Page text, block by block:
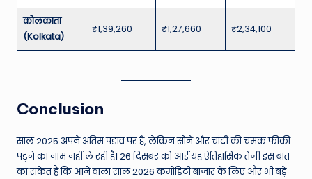
कोलकाता
(Kolkata)
₹1,39,260 ₹1,27,660 ₹2,34,100
Conclusion
साल 2025 अपने अंतिम पड़ाव पर है, लेकिन सोने और चांदी की चमक फीकी
पड़ने का नाम नहीं ले रही है। 26 दिसंबर को आई यह ऐतिहासिक तेजी इस बात
का संकेत है कि आने वाला साल 2026 कमोडिटी बाजार के लिए और भी बड़े